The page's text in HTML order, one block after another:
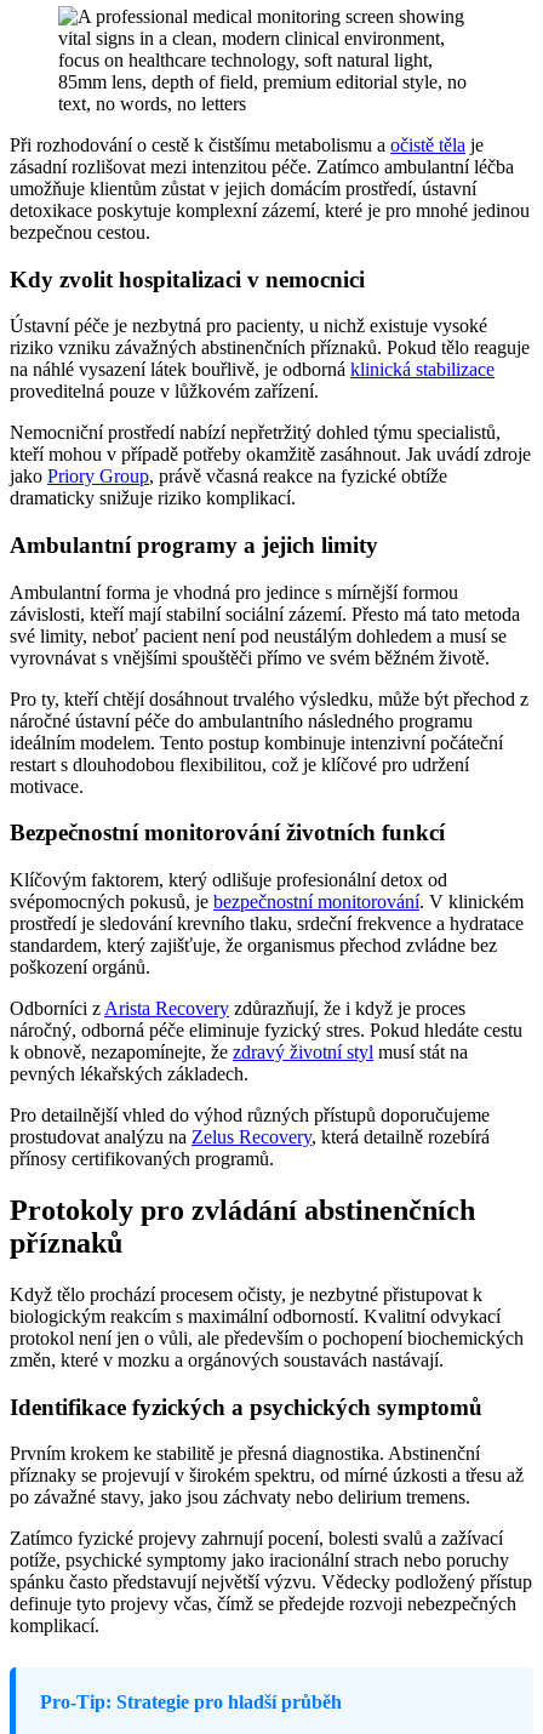
Při rozhodování o cestě k čistšímu metabolismu a očistě těla je
zásadní rozlišovat mezi intenzitou péče. Zatímco ambulantní léčba
umožňuje klientům zůstat v jejich domácím prostředí, ústavní
detoxikace poskytuje komplexní zázemí, které je pro mnohé jedinou
bezpečnou cestou.
Kdy zvolit hospitalizaci v nemocnici
Ústavní péče je nezbytná pro pacienty, u nichž existuje vysoké
riziko vzniku závažných abstinenčních příznaků. Pokud tělo reaguje
na náhlé vysazení látek bouřlivě, je odborná klinická stabilizace
proveditelná pouze v lůžkovém zařízení.
Nemocniční prostředí nabízí nepřetržitý dohled týmu specialistů,
kteří mohou v případě potřeby okamžitě zasáhnout. Jak uvádí zdroje
jako Priory Group, právě včasná reakce na fyzické obtíže
dramaticky snižuje riziko komplikací.
Ambulantní programy a jejich limity
Ambulantní forma je vhodná pro jedince s mírnější formou
závislosti, kteří mají stabilní sociální zázemí. Přesto má tato metoda
své limity, neboť pacient není pod neustálým dohledem a musí se
vyrovnávat s vnějšími spouštěči přímo ve svém běžném životě.
Pro ty, kteří chtějí dosáhnout trvalého výsledku, může být přechod z
náročné ústavní péče do ambulantního následného programu
ideálním modelem. Tento postup kombinuje intenzivní počáteční
restart s dlouhodobou flexibilitou, což je klíčové pro udržení
motivace.
Bezpečnostní monitorování životních funkcí
Klíčovým faktorem, který odlišuje profesionální detox od
svépomocných pokusů, je bezpečnostní monitorování. V klinickém
prostředí je sledování krevního tlaku, srdeční frekvence a hydratace
standardem, který zajišťuje, že organismus přechod zvládne bez
poškození orgánů.
Odborníci z Arista Recovery zdůrazňují, že i když je proces
náročný, odborná péče eliminuje fyzický stres. Pokud hledáte cestu
k obnově, nezapomínejte, že zdravý životní styl musí stát na
pevných lékařských základech.
Pro detailnější vhled do výhod různých přístupů doporučujeme
prostudovat analýzu na Zelus Recovery, která detailně rozebírá
přínosy certifikovaných programů.
Protokoly pro zvládání abstinenčních
příznaků
Když tělo prochází procesem očisty, je nezbytné přistupovat k
biologickým reakcím s maximální odborností. Kvalitní odvykací
protokol není jen o vůli, ale především o pochopení biochemických
změn, které v mozku a orgánových soustavách nastávají.
Identifikace fyzických a psychických symptomů
Prvním krokem ke stabilitě je přesná diagnostika. Abstinenční
příznaky se projevují v širokém spektru, od mírné úzkosti a třesu až
po závažné stavy, jako jsou záchvaty nebo delirium tremens.
Zatímco fyzické projevy zahrnují pocení, bolesti svalů a zažívací
potíže, psychické symptomy jako iracionální strach nebo poruchy
spánku často představují největší výzvu. Vědecky podložený přístup
definuje tyto projevy včas, čímž se předejde rozvoji nebezpečných
komplikací.
Pro-Tip: Strategie pro hladší průběh